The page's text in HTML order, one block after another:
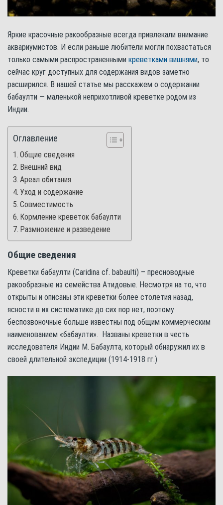
Яркие красочные ракообразные всегда привлекали внимание
аквариумистов. И если раньше любители могли похвастаться
только самыми распространенными креветками вишнями, то
сейчас круг доступных для содержания видов заметно
расширился. В нашей статье мы расскажем о содержании
бабаулти — маленькой неприхотливой креветке родом из
Индии.
Оглавление
Общие сведения
Внешний вид
Ареал обитания
Уход и содержание
Совместимость
Кормление креветок бабаулти
Размножение и разведение
Общие сведения
Креветки бабаулти (Caridina cf. babaulti) – пресноводные
ракообразные из семейства Атидовые. Несмотря на то, что
открыты и описаны эти креветки более столетия назад,
ясности в их систематике до сих пор нет, поэтому
беспозвоночные больше известны под общим коммерческим
наименованием «бабаулти». Названы креветки в честь
исследователя Индии М. Бабаулта, который обнаружил их в
своей длительной экспедиции (1914-1918 гг.)